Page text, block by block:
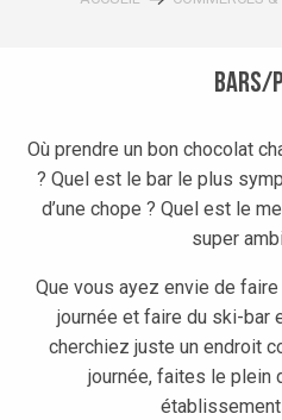
Bars/
Où prendre un bon chocolat
? Quel est le bar le plus
d’une chope ? Quel est le
super
Que vous ayez envie de
journée et faire du ski-bar
cherchiez juste un endroit
journée, faites le plein